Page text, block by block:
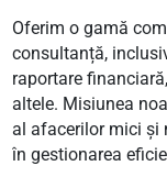
Oferim o gamă
consultanță,
raportare
altele. Misiunea
al afacerilor mici și
în gestionarea